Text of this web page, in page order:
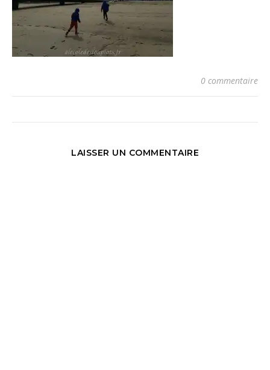
0 commentaire
LAISSER UN COMMENTAIRE